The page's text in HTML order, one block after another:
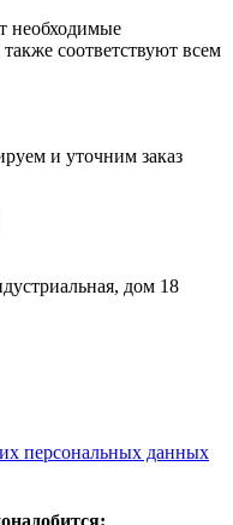
необходимые
соответствуют всем
и уточним заказ
дом 18
персональных данных